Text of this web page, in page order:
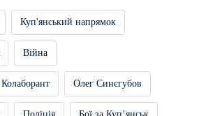
Куп'янський напрямок
Війна
Колаборант Олег Синєгубов